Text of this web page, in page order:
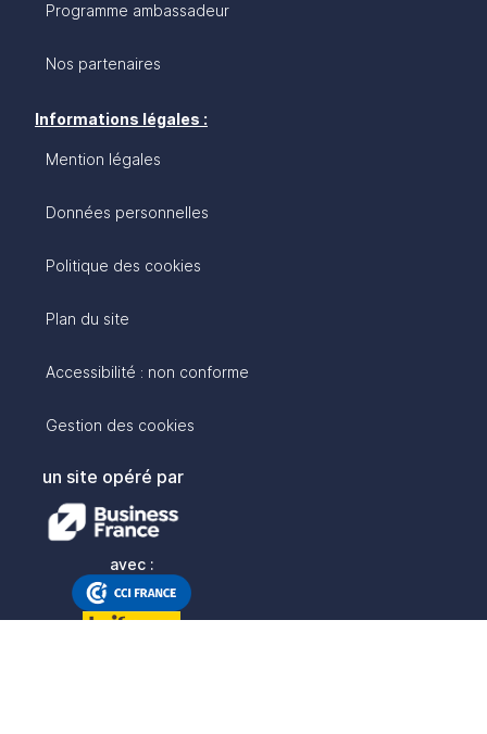
Programme ambassadeur
Nos partenaires
Informations légales :
Mention légales
Données personnelles
Politique des cookies
Plan du site
Accessibilité : non conforme
Gestion des cookies
un site opéré par
avec :